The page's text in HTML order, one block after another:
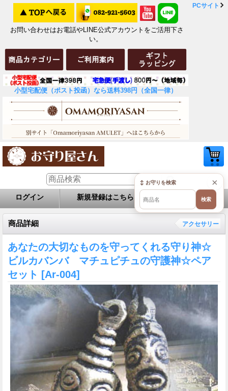
お問い合わせはお電話やLINE公式アカウントをご活用下さ
い。
小型宅配便（ポスト投函）なら送料398円（全国一律）
PCサイト
ログイン 新規登録はこちら お問い合せ
商品詳細 アクセサリー
あなたの大切なものを守ってくれる守り神☆
ビルカバンバ マチュピチュの守護神☆ペア
セット [Ar-004]
×
↕ お守りを検索
検索